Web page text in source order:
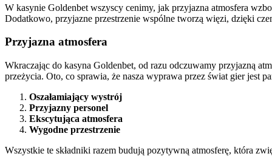
W kasynie Goldenbet wszyscy cenimy, jak przyjazna atmosfera
Dodatkowo, przyjazne przestrzenie wspólne tworzą więzi, dzięki
Przyjazna atmosfera
Wkraczając do kasyna Goldenbet, od razu odczuwamy przyjazną
przeżycia. Oto, co sprawia, że nasza wyprawa przez świat gier jest
Oszałamiający wystrój
Przyjazny personel
Ekscytująca atmosfera
Wygodne przestrzenie
Wszystkie te składniki razem budują pozytywną atmosferę, która